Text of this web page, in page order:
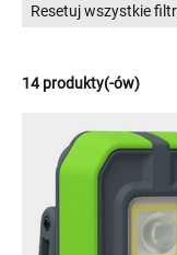
Resetuj wszystkie
14 produkty(-ów)